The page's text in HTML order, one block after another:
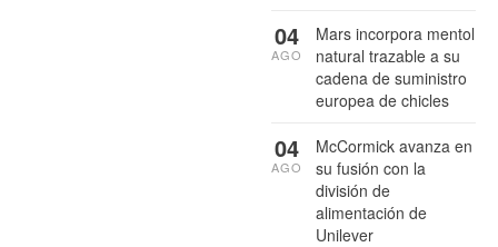
Mars incorpora mentol
natural trazable a su
cadena de suministro
europea de chicles
04
AGO
McCormick avanza en
su fusión con la
división de
alimentación de
Unilever
04
AGO